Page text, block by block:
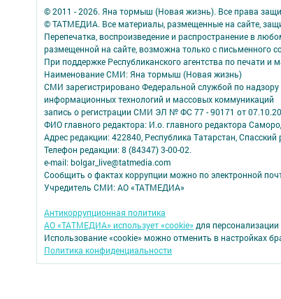
© 2011 - 2026. Яна тормыш (Новая жизнь). Все права
© ТАТМЕДИА. Все материалы, размещенные на сайте,
Перепечатка, воспроизведение и распространение в
размещенной на сайте, возможна только с письменного
При поддержке Республиканского агентства по печати
Наименование СМИ: Яна тормыш (Новая жизнь)
СМИ зарегистрировано Федеральной службой по надзору
информационных технологий и массовых коммуникаций
запись о регистрации СМИ ЭЛ № ФС 77 - 90171 от
ФИО главного редактора: И.о. главного редактора
Адрес редакции: 422840, Республика Татарстан,
Телефон редакции: 8 (84347) 3-00-02.
e-mail: bolgar_live@tatmedia.com
Сообщить о фактах коррупции можно по электронной
Учредитель СМИ: АО «ТАТМЕДИА»
Антикоррупционная политика
АО «ТАТМЕДИА» использует «cookie» для
Использование «cookie» можно отменить в настройках
Политика конфиденциальности